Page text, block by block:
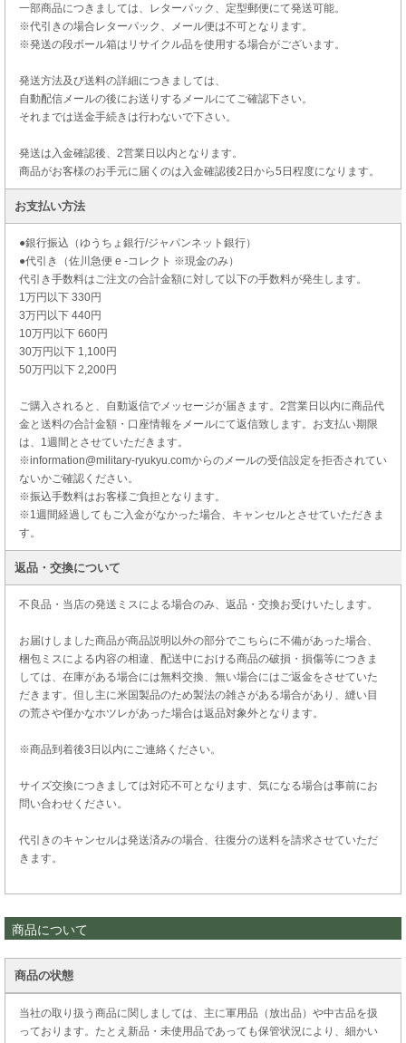
一部商品につきましては、レターパック、定型郵便にて発送可能。
※代引きの場合レターパック、メール便は不可となります。
※発送の段ボール箱はリサイクル品を使用する場合がございます。
発送方法及び送料の詳細につきましては、
自動配信メールの後にお送りするメールにてご確認下さい。
それまでは送金手続きは行わないで下さい。
発送は入金確認後、2営業日以内となります。
商品がお客様のお手元に届くのは入金確認後2日から5日程度になります。
お支払い方法
●銀行振込（ゆうちょ銀行/ジャパンネット銀行）
●代引き（佐川急便 e -コレクト ※現金のみ）
代引き手数料はご注文の合計金額に対して以下の手数料が発生します。
1万円以下 330円
3万円以下 440円
10万円以下 660円
30万円以下 1,100円
50万円以下 2,200円
ご購入されると、自動返信でメッセージが届きます。2営業日以内に商品代
金と送料の合計金額・口座情報をメールにて返信致します。お支払い期限
は、1週間とさせていただきます。
※information@military-ryukyu.comからのメールの受信設定を拒否されてい
ないかご確認ください。
※振込手数料はお客様ご負担となります。
※1週間経過してもご入金がなかった場合、キャンセルとさせていただきま
す。
返品・交換について
不良品・当店の発送ミスによる場合のみ、返品・交換お受けいたします。
お届けしました商品が商品説明以外の部分でこちらに不備があった場合、
梱包ミスによる内容の相違、配送中における商品の破損・損傷等につきま
しては、在庫がある場合には無料交換、無い場合にはご返金をさせていた
だきます。但し主に米国製品のため製法の雑さがある場合があり、縫い目
の荒さや僅かなホツレがあった場合は返品対象外となります。
※商品到着後3日以内にご連絡ください。
サイズ交換につきましては対応不可となります、気になる場合は事前にお
問い合わせください。
代引きのキャンセルは発送済みの場合、往復分の送料を請求させていただ
きます。
商品について
商品の状態
当社の取り扱う商品に関しましては、主に軍用品（放出品）や中古品を扱
っております。たとえ新品・未使用品であっても保管状況により、細かい